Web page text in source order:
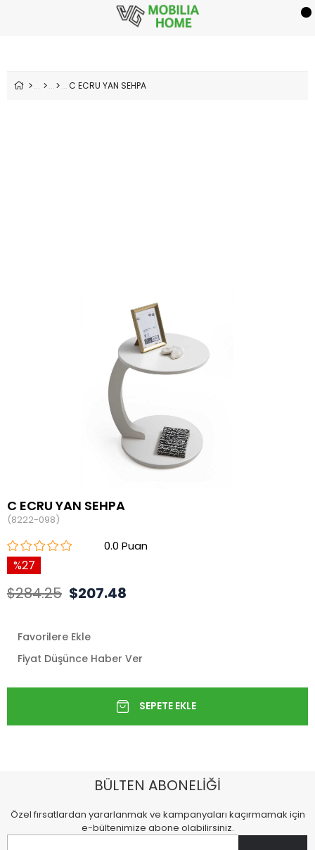
C ECRU YAN SEHPA
C ECRU YAN SEHPA
(8222-098)
0.0
27
$284.25 $207.48
Favorilere Ekle
Fiyat Düşünce Haber Ver
BÜLTEN ABONELİĞİ
Özel fırsatlardan yararlanmak ve kampanyaları kaçırmamak için
e-bültenimize abone olabilirsiniz.